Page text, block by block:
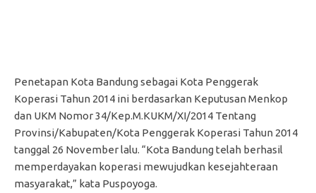
Penetapan Kota Bandung sebagai Kota Penggerak
Koperasi Tahun 2014 ini berdasarkan Keputusan Menkop
dan UKM Nomor 34/Kep.M.KUKM/XI/2014 Tentang
Provinsi/Kabupaten/Kota Penggerak Koperasi Tahun 2014
tanggal 26 November lalu. “Kota Bandung telah berhasil
memperdayakan koperasi mewujudkan kesejahteraan
masyarakat,” kata Puspoyoga.